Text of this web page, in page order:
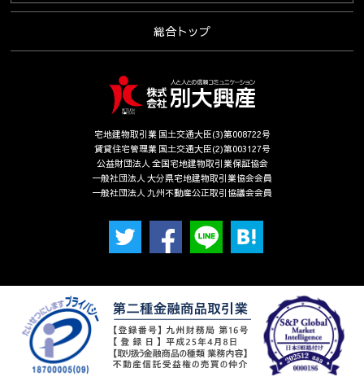
宅地建物取引業 国土交通大臣(3)第008722号
賃貸住宅管理業 国土交通大臣(2)第003127号
公益財団法人 全国宅地建物取引業保証協会
一般社団法人 大分県宅地建物取引業協会会員
一般社団法人 九州不動産公正取引協議会会員
総合トップ